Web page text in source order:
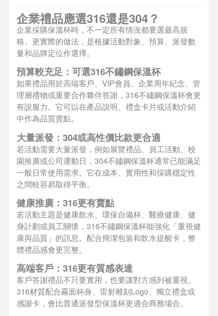
企業禮品應選316還是304？
企業採購保溫杯時，不一定所有情況都要選最高規
格。更實際的做法，是根據活動對象、預算、派發數
量和品牌定位作選擇。
預算較充足：可選316不鏽鋼保溫杯
如果禮品用於高端客戶、VIP會員、企業周年紀念、管
理層禮物或重要合作夥伴答謝，316不鏽鋼保溫杯會更
有說服力。它可以在產品說明、禮盒卡片或活動介紹
中作為品質賣點。
大量派發：304或高性價比款更合適
若活動需要大量派發，例如展覽禮品、員工活動、校
園推廣或公司運動日，304不鏽鋼保溫杯通常已能滿足
一般日常使用需求。它在成本、實用性和採購穩定性
之間較容易取得平衡。
健康推廣：316更有賣點
若活動主題是健康飲水、環保自備杯、醫療健康、健
身計劃或員工關懷，316不鏽鋼保溫杯能強化「重視健
康與品質」的訊息。配合簡潔包裝和飲水提醒卡，整
體禮品感會更完整。
高端客戶：316更有質感表達
客戶答謝禮品不只要實用，也要讓對方感到被重視。
316材質配合霧面杯身、雷射雕刻Logo、獨立禮盒或
感謝卡，會比普通派發型保溫杯更適合商務場合。